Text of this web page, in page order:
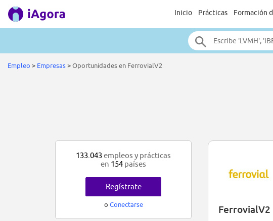
Inicio Prácticas Formación
Empleo > Empresas>Oportunidades en FerrovialV2
FerrovialV2
133.043empleos y prácticas
en 154 países
Regístrate
o Conectarse